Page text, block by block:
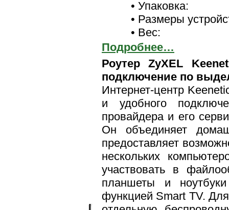
• Упаковка:
• Размеры
• Вес:
Подробнее…
Роутер ZyXEL
подключение по
Интернет-центр
и удобного
провайдера и его
Он объединяет
предоставляет
нескольких
участвовать в
планшеты и
функцией Smart TV.